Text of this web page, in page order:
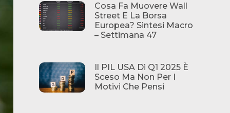
Cosa Fa Muovere Wall
Street E La Borsa
Europea? Sintesi Macro
– Settimana 47
Il PIL USA Di Q1 2025 È
Sceso Ma Non Per I
Motivi Che Pensi